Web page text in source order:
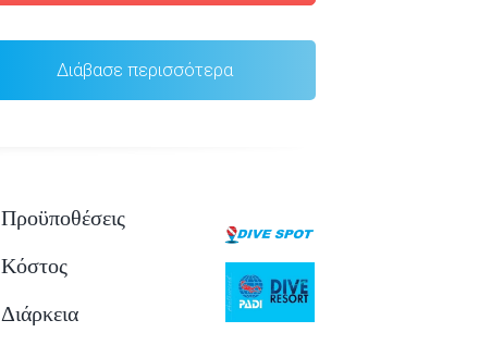
Διάβασε περισσότερα
Προϋποθέσεις
Κόστος
Διάρκεια